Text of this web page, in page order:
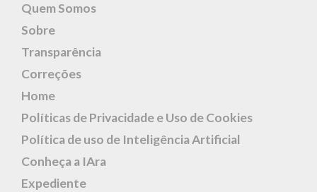
Quem Somos
Sobre
Transparência
Correções
Home
Políticas de Privacidade e Uso de Cookies
Política de uso de Inteligência Artificial
Conheça a IAra
Expediente